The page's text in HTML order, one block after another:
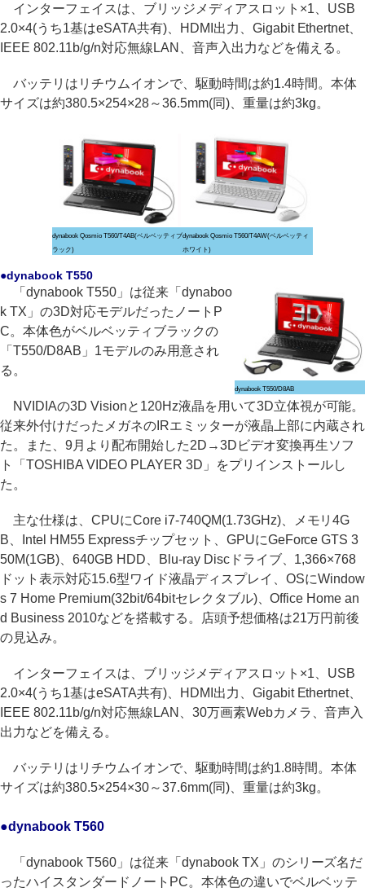
インターフェイスは、ブリッジメディアスロット×1、USB
2.0×4(うち1基はeSATA共有)、HDMI出力、Gigabit Ethertnet、
IEEE 802.11b/g/n対応無線LAN、音声入出力などを備える。
バッテリはリチウムイオンで、駆動時間は約1.4時間。本体
サイズは約380.5×254×28～36.5mm(同)、重量は約3kg。
dynabook Qosmio T560/T4AB(ベルベッティブ
ラック)
dynabook Qosmio T560/T4AW(ベルベッティ
ホワイト)
●dynabook T550
dynabook T550/D8AB
「dynabook T550」は従来「dynaboo
k TX」の3D対応モデルだったノートP
C。本体色がベルベッティブラックの
「T550/D8AB」1モデルのみ用意され
る。
NVIDIAの3D Visionと120Hz液晶を用いて3D立体視が可能。
従来外付けだったメガネのIRエミッターが液晶上部に内蔵され
た。また、9月より配布開始した2D→3Dビデオ変換再生ソフ
ト「TOSHIBA VIDEO PLAYER 3D」をプリインストールし
た。
主な仕様は、CPUにCore i7-740QM(1.73GHz)、メモリ4G
B、Intel HM55 Expressチップセット、GPUにGeForce GTS 3
50M(1GB)、640GB HDD、Blu-ray Discドライブ、1,366×768
ドット表示対応15.6型ワイド液晶ディスプレイ、OSにWindow
s 7 Home Premium(32bit/64bitセレクタブル)、Office Home an
d Business 2010などを搭載する。店頭予想価格は21万円前後
の見込み。
インターフェイスは、ブリッジメディアスロット×1、USB
2.0×4(うち1基はeSATA共有)、HDMI出力、Gigabit Ethertnet、
IEEE 802.11b/g/n対応無線LAN、30万画素Webカメラ、音声入
出力などを備える。
バッテリはリチウムイオンで、駆動時間は約1.8時間。本体
サイズは約380.5×254×30～37.6mm(同)、重量は約3kg。
●dynabook T560
「dynabook T560」は従来「dynabook TX」のシリーズ名だ
ったハイスタンダードノートPC。本体色の違いでベルベッテ